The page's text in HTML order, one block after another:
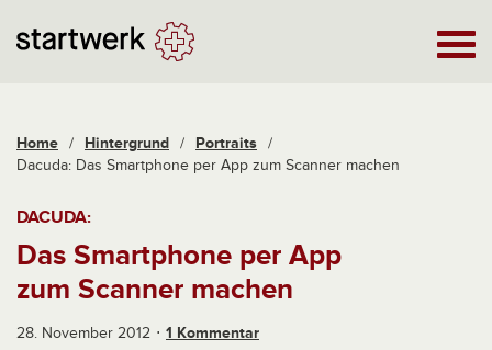
Home / Hintergrund / Portraits /
Dacuda: Das Smartphone per App zum Scanner machen
DACUDA:
Das Smartphone per App
zum Scanner machen
28. November 2012 1 Kommentar